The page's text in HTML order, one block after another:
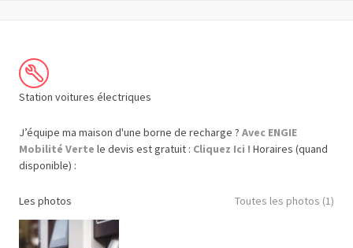
Station voitures électriques
J’équipe ma maison d'une borne de recharge ? Avec ENGIE
Mobilité Verte le devis est gratuit : Cliquez Ici ! Horaires (quand
disponible) :
Les photos Toutes les photos (1)